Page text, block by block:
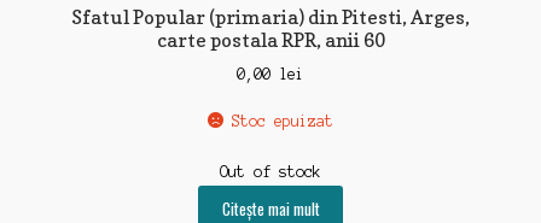
Sfatul Popular (primaria) din Pitesti, Arges,
carte postala RPR, anii 60
0,00 lei
Stoc epuizat
Out of stock
Citește mai mult